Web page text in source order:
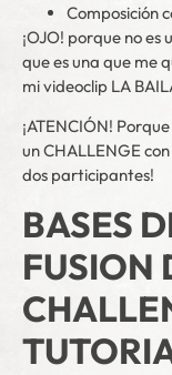
Composición
¡OJO! porque no es
que es una que me
mi videoclip LA
¡ATENCIÓN!
un CHALLENGE
dos participantes!
BASES
FUSION